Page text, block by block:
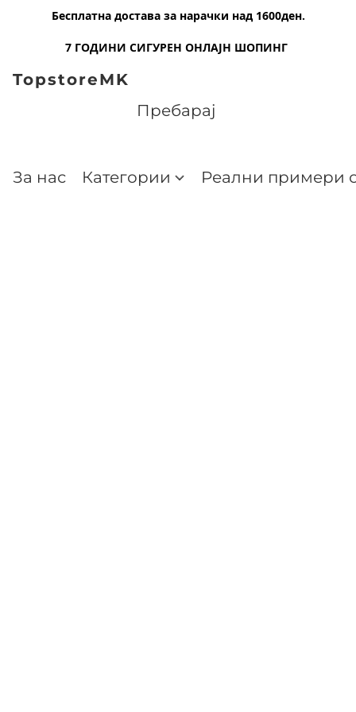
Бесплатна достава за нарачки над 1600ден.
7 ГОДИНИ СИГУРЕН ОНЛАЈН ШОПИНГ
TopstoreMK
За нас Категории Реални примери